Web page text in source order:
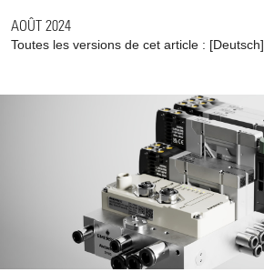
AOÛT 2024
Toutes les versions de cet article : [Deutsch]